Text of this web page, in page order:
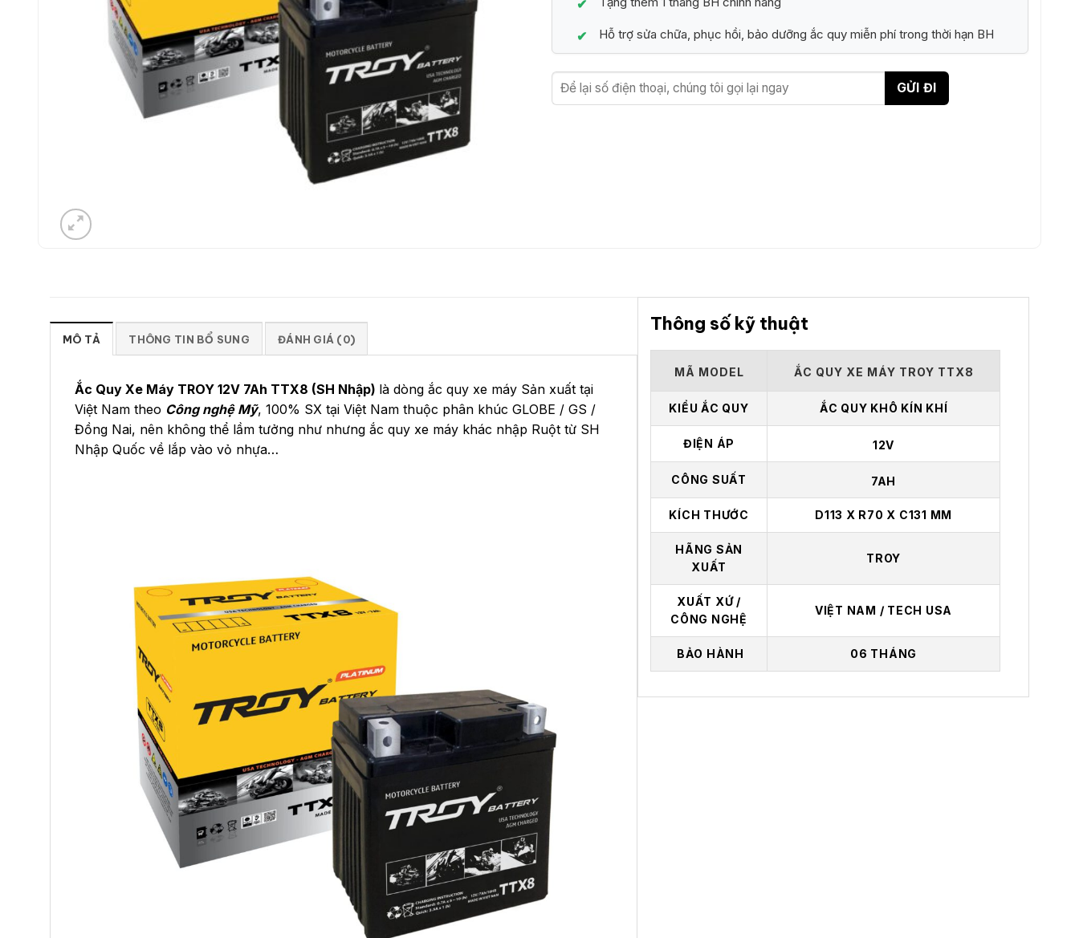
Hỗ trợ sửa chữa, phục hồi, bảo dưỡng ắc quy miễn phí trong thời hạn BH
MÔ TẢ THÔNG TIN BỔ SUNG ĐÁNH GIÁ (0)
Ắc Quy Xe Máy TROY 12V 7Ah TTX8 (SH Nhập) là dòng ắc quy xe máy Sản xuất tại
Việt Nam theo Công nghệ Mỹ, 100% SX tại Việt Nam thuộc phân khúc GLOBE / GS /
Đồng Nai, nên không thể lầm tưởng như nhưng ắc quy xe máy khác nhập Ruột từ SH
Nhập Quốc về lắp vào vỏ nhựa…
Thông số kỹ thuật
MÃ MODEL ẮC QUY XE MÁY TROY TTX8
KIỂU ẮC QUY ẮC QUY KHÔ KÍN KHÍ
ĐIỆN ÁP 12V
CÔNG SUẤT 7AH
KÍCH THƯỚC D113 X R70 X C131 MM
HÃNG SẢN
XUẤT
TROY
XUẤT XỨ /
CÔNG NGHỆ
VIỆT NAM / TECH USA
BẢO HÀNH 06 THÁNG